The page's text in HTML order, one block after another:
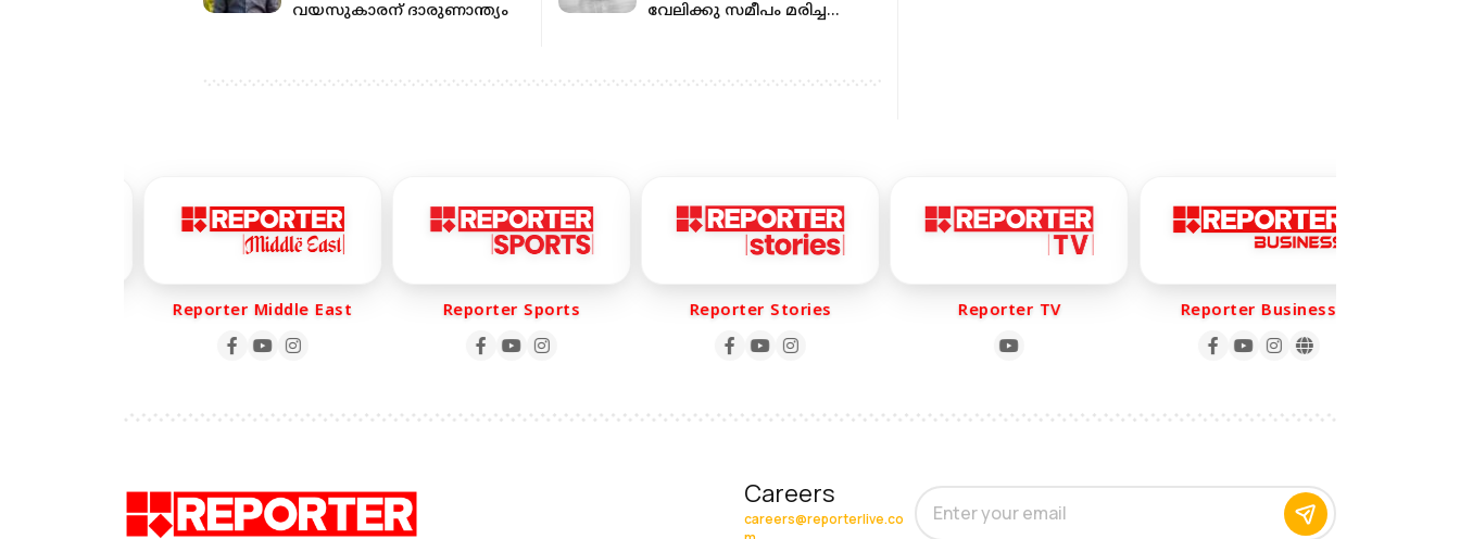
വയസുകാരന് ദാരുണാന്ത്യം
വേലിക്കു സമീപം മരിച്ച
Reporter Middle East Reporter Sports Reporter Stories Reporter TV Reporter Business
Careers
careers@reporterlive.co